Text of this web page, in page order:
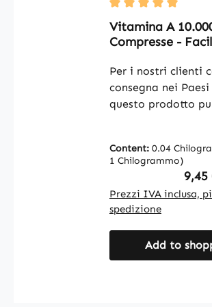
Average rating of 5
Vitamina A
Compresse -
specializzazione
molto altro -
Vitalstoffe
Per i nostri clienti
consegna nei
questo prodotto
acetato di retinile,
stabile della
vitamina
importante
numerosi regimi
100 compresse per
prodotto è facile
Content: 0.04
1 Chilogrammo)
9,45
Prezzi IVA inclusa,
spedizione
Add to